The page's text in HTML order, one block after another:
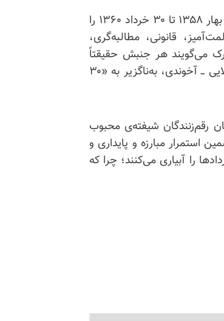
قیام‌های شش‌گانه‌ی ۸۸ تا ۱۴۰۴ جملگی مسیر سیاسی و اجتماعیِ بهار ۱۳۵۸ تا ۳۰ خرداد ۱۳۶۰ را
قانونی، مطالبه‌گری،
می‌گویند هر جنبش حقیقتاً
آزادی‌خواه و نافیِ هرگونه دیکتاتوری، در برابر صیاد تمامیت‌خواه ولایی ــ آخوندی، به‌ناگزیر به «۳۰
خرداد ۱۳۶۰ و خاطرات و آرمان رقم‌زنندگان شیفته‌ی محبوب
استمرار مبارزه و پایداری و
نسل‌های پسین تا به امروز شدند. آنان هنوز دارند ۳۰ خردادها را آبیاری می‌کنند؛ چرا که